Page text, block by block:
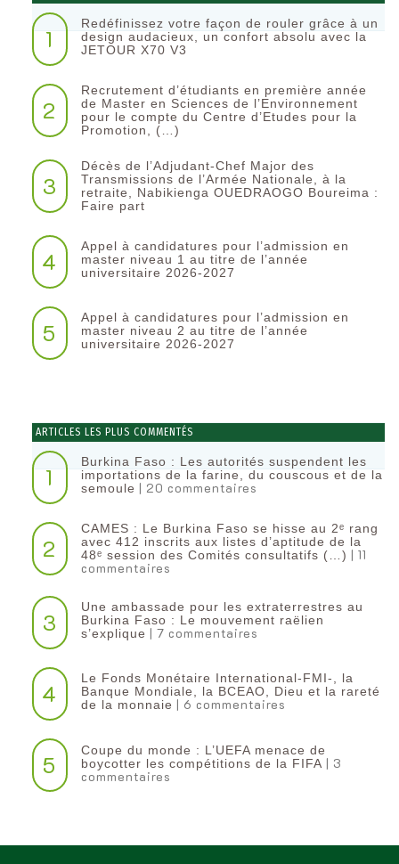
1
Redéfinissez votre façon de rouler grâce à un
design audacieux, un confort absolu avec la
JETOUR X70 V3
2
Recrutement d’étudiants en première année
de Master en Sciences de l’Environnement
pour le compte du Centre d’Etudes pour la
Promotion, (…)
3
Décès de l’Adjudant-Chef Major des
Transmissions de l’Armée Nationale, à la
retraite, Nabikienga OUEDRAOGO Boureima :
Faire part
4
Appel à candidatures pour l’admission en
master niveau 1 au titre de l’année
universitaire 2026-2027
5
Appel à candidatures pour l’admission en
master niveau 2 au titre de l’année
universitaire 2026-2027
ARTICLES LES PLUS COMMENTÉS
1
Burkina Faso : Les autorités suspendent les
importations de la farine, du couscous et de la
semoule | 20 commentaires
2
CAMES : Le Burkina Faso se hisse au 2ᵉ rang
avec 412 inscrits aux listes d’aptitude de la
48ᵉ session des Comités consultatifs (…) | 11
commentaires
3
Une ambassade pour les extraterrestres au
Burkina Faso : Le mouvement raëlien
s’explique | 7 commentaires
4
Le Fonds Monétaire International-FMI-, la
Banque Mondiale, la BCEAO, Dieu et la rareté
de la monnaie | 6 commentaires
5
Coupe du monde : L’UEFA menace de
boycotter les compétitions de la FIFA | 3
commentaires